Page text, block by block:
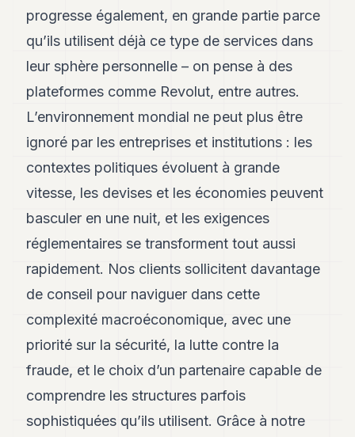
progresse également, en grande partie parce
qu’ils utilisent déjà ce type de services dans
leur sphère personnelle – on pense à des
plateformes comme Revolut, entre autres.
L’environnement mondial ne peut plus être
ignoré par les entreprises et institutions : les
contextes politiques évoluent à grande
vitesse, les devises et les économies peuvent
basculer en une nuit, et les exigences
réglementaires se transforment tout aussi
rapidement. Nos clients sollicitent davantage
de conseil pour naviguer dans cette
complexité macroéconomique, avec une
priorité sur la sécurité, la lutte contre la
fraude, et le choix d’un partenaire capable de
comprendre les structures parfois
sophistiquées qu’ils utilisent. Grâce à notre